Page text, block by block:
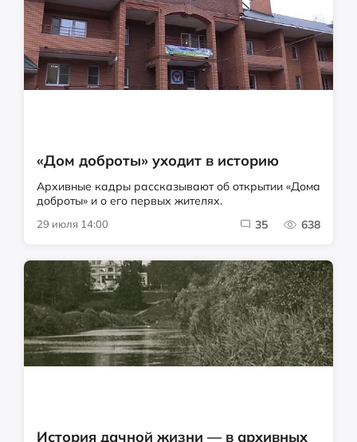
«Дом доброты» уходит в историю
Архивные кадры рассказывают об открытии «Дома
доброты» и о его первых жителях.
29 июля 14:00 35 638
История дачной жизни — в архивных